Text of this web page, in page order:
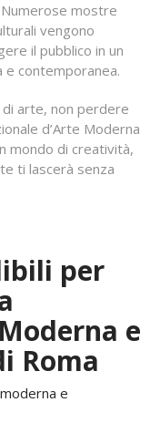
mostre
vengono
il pubblico in un
e contemporanea.
arte, non perdere
d’Arte Moderna
mondo di creatività,
ti lascerà senza
per
e
Roma
e